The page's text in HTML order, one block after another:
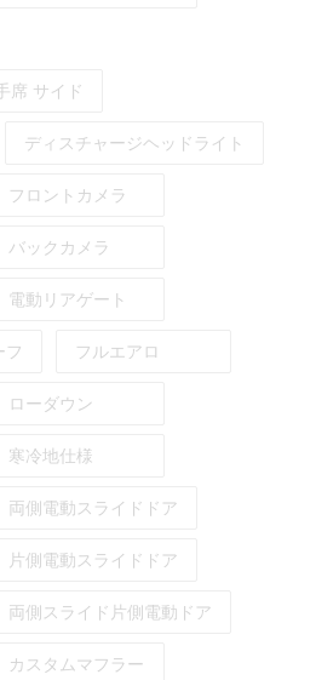
席 サイド
ディスチャージヘッドライト
フロントカメラ
バックカメラ
電動リアゲート
フ フルエアロ
ローダウン
寒冷地仕様
両側電動スライドドア
片側電動スライドドア
両側スライド片側電動ドア
カスタムマフラー